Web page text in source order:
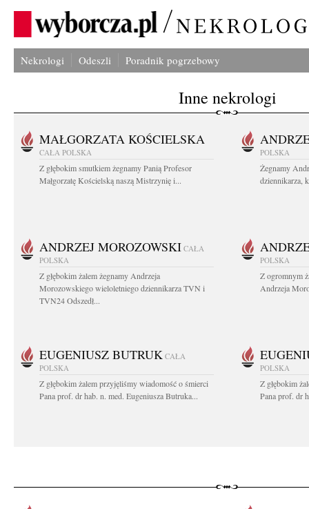
Nekrologi Odeszli Poradnik pogrzebowy
Inne nekrologi
MAŁGORZATA KOŚCIELSKA
CAŁA POLSKA
Z głębokim smutkiem żegnamy Panią Profesor
Małgorzatę Kościelską naszą Mistrzynię i...
POLSKA
Żegnamy
dziennikarza,
ANDRZEJ MOROZOWSKI CAŁA
POLSKA
Z głębokim żalem żegnamy Andrzeja
Morozowskiego wieloletniego dziennikarza TVN i
TVN24 Odszedł...
POLSKA
Z ogromnym
Andrzeja
EUGENIUSZ BUTRUK CAŁA
POLSKA
Z głębokim żalem przyjęliśmy wiadomość o śmierci
Pana prof. dr hab. n. med. Eugeniusza Butruka...
POLSKA
Z głębokim
Pana prof. dr